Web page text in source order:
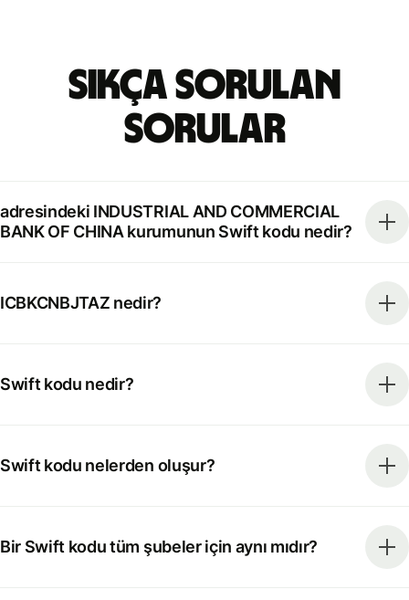
Sıkça Sorulan
Sorular
adresindeki INDUSTRIAL AND COMMERCIAL
BANK OF CHINA kurumunun Swift kodu nedir?
ICBKCNBJTAZ nedir?
Swift kodu nedir?
Swift kodu nelerden oluşur?
Bir Swift kodu tüm şubeler için aynı mıdır?